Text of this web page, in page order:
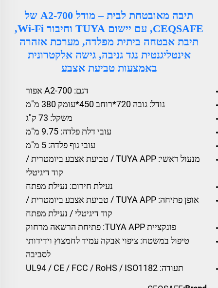
תיבה מאובטחת לבית – מודל A2-700 של
CEQSAFE, עם יישום TUYA וחיבור Wi-Fi,
תיבת אבטחה ביתית מפלדה, מערכת אזהרה
אינטליגנטית נגד גניבה, גישה אלקטרונית
באמצעות טביעת אצבע
דגם: A2-700 אפור
גודל: גובה 720*רוחב 450*עומק 380 מ"מ
משקל: 73 ק"ג
עובי דלת פלדה: 9.75 מ"מ
עובי גוף פלדה: 5 מ"מ
מנעול ראשי: TUYA APP / טביעת אצבע ביומטרית /
קוד דיגיטלי
נעילת חירום: נעילת מפתח
אופן פתיחה: TUYA APP / טביעת אצבע ביומטרית /
קוד דיגיטלי / נעילת מפתח
פונקציית TUYA APP: פתיחת הרשאה מרחוק
טיפול במשטח: ציפוי אבקה עמיד לחמצוץ וידידותי
לסביבה
תעודה: UL94 / CE / FCC / RoHS / ISO1182